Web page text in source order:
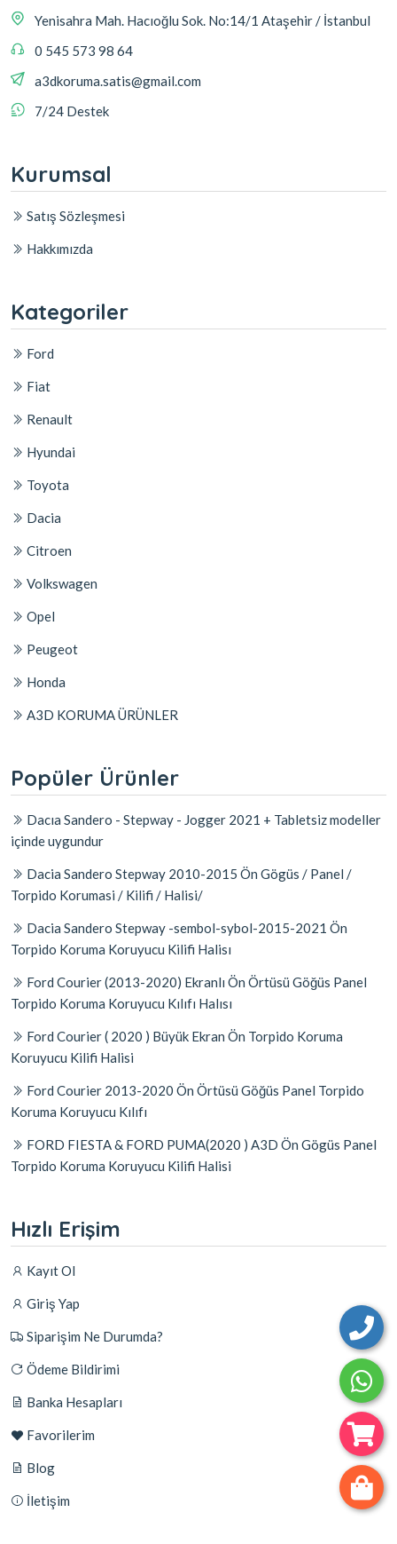
Yenisahra Mah. Hacıoğlu Sok. No:14/1 Ataşehir / İstanbul
0 545 573 98 64
a3dkoruma.satis@gmail.com
7/24 Destek
Kurumsal
Satış Sözleşmesi
Hakkımızda
Kategoriler
Ford
Fiat
Renault
Hyundai
Toyota
Dacia
Citroen
Volkswagen
Opel
Peugeot
Honda
A3D KORUMA ÜRÜNLER
Popüler Ürünler
Dacıa Sandero - Stepway - Jogger 2021 + Tabletsiz modeller
içinde uygundur
Dacia Sandero Stepway 2010-2015 Ön Gögüs / Panel /
Torpido Korumasi / Kilifi / Halisi/
Dacia Sandero Stepway -sembol-sybol-2015-2021 Ön
Torpido Koruma Koruyucu Kilifi Halisı
Ford Courier (2013-2020) Ekranlı Ön Örtüsü Göğüs Panel
Torpido Koruma Koruyucu Kılıfı Halısı
Ford Courier ( 2020 ) Büyük Ekran Ön Torpido Koruma
Koruyucu Kilifi Halisi
Ford Courier 2013-2020 Ön Örtüsü Göğüs Panel Torpido
Koruma Koruyucu Kılıfı
FORD FIESTA & FORD PUMA(2020 ) A3D Ön Gögüs Panel
Torpido Koruma Koruyucu Kilifi Halisi
Hızlı Erişim
Kayıt Ol
Giriş Yap
Siparişim Ne Durumda?
Ödeme Bildirimi
Banka Hesapları
Favorilerim
Blog
İletişim